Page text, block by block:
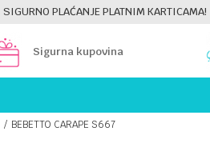
SIGURNO PLAĆANJE PLATNIM KARTICAMA!
Sigurna kupovina
BEBETTO CARAPE S667